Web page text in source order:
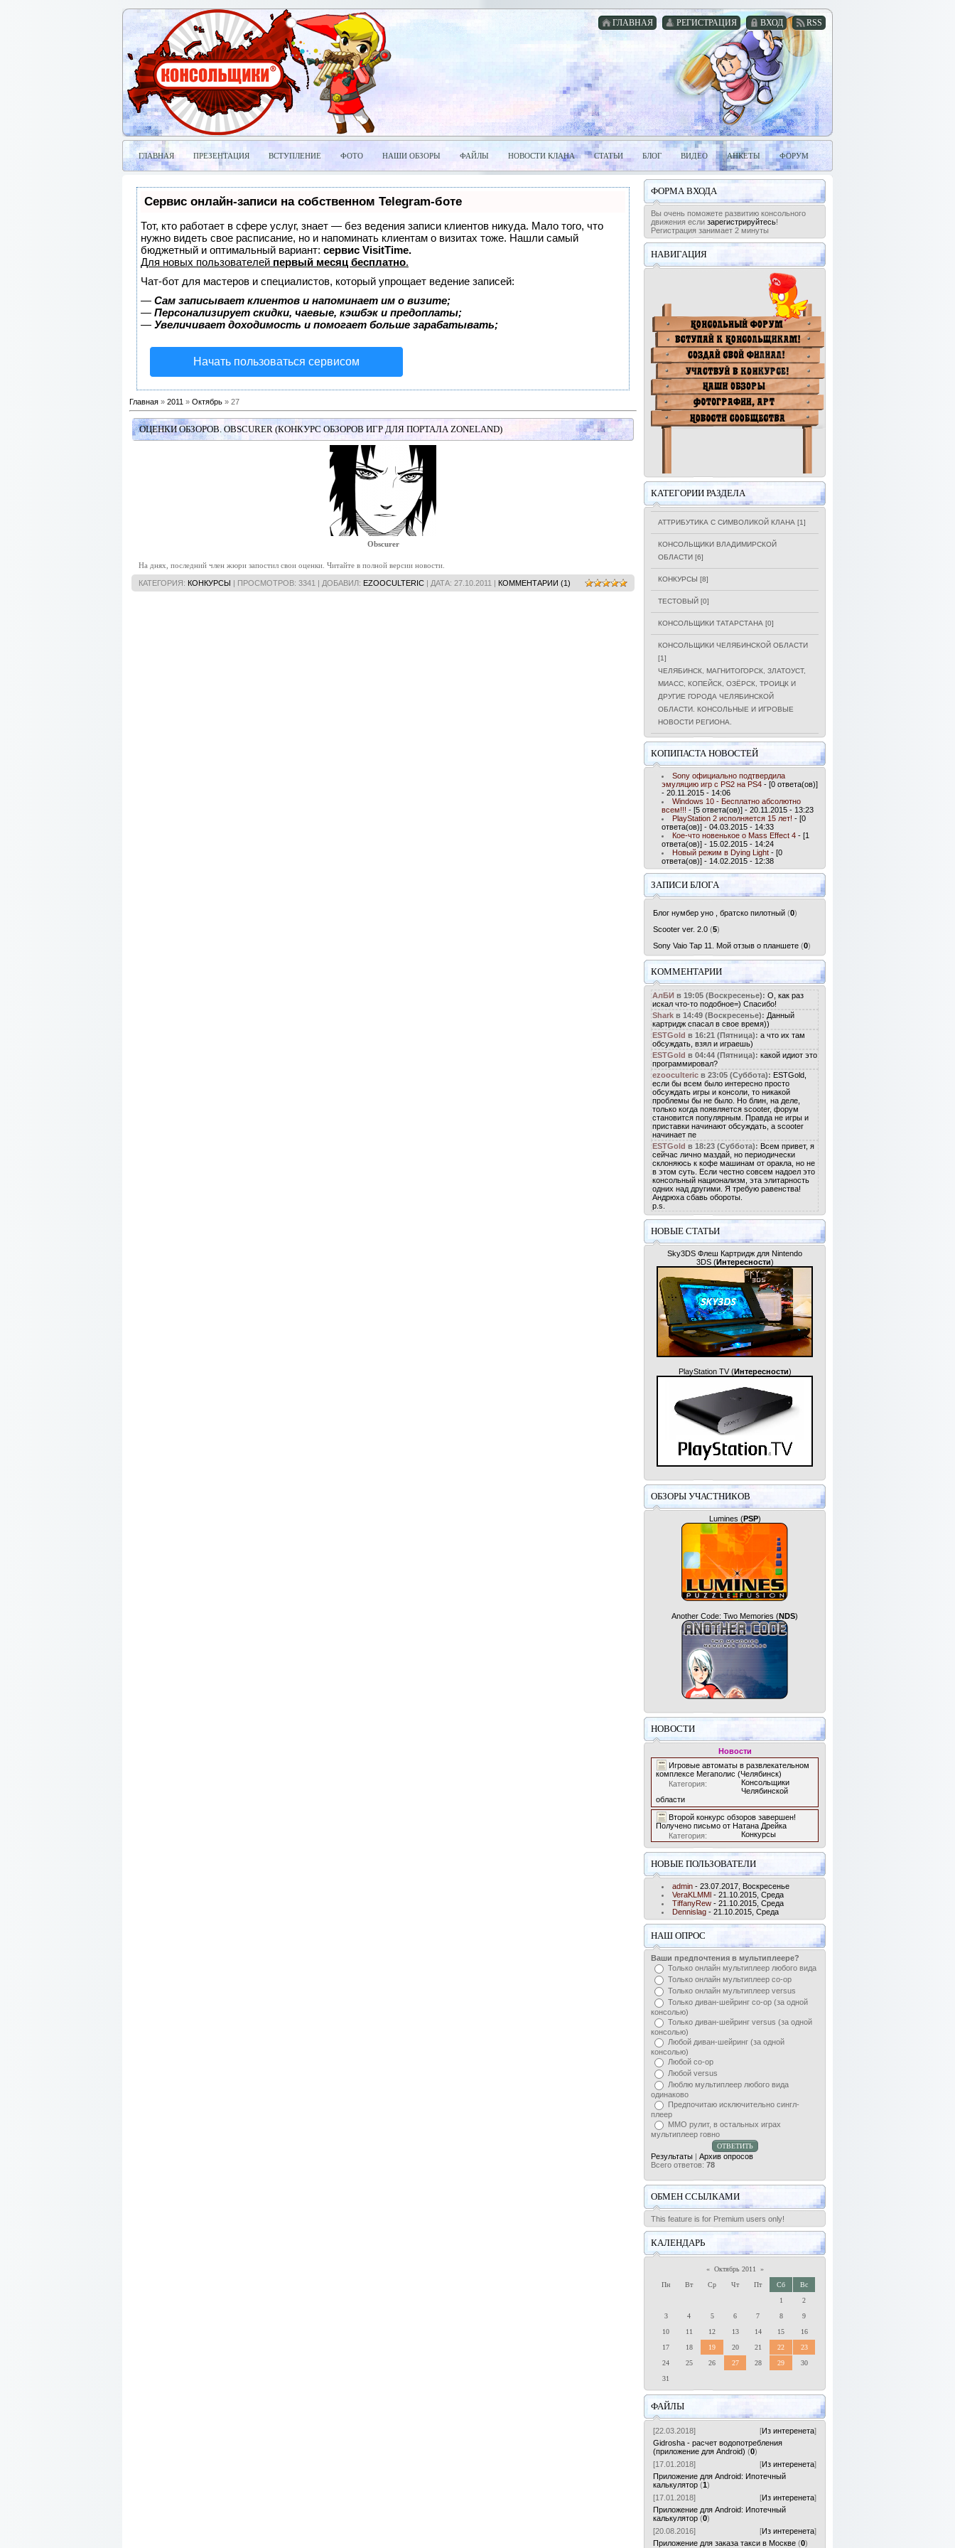
RSS
ВХОД
РЕГИСТРАЦИЯ
ГЛАВНАЯ
ГЛАВНАЯ ПРЕЗЕНТАЦИЯ ВСТУПЛЕНИЕ ФОТО НАШИ ОБЗОРЫ ФАЙЛЫ НОВОСТИ КЛАНА СТАТЬИ БЛОГ ВИДЕО АНКЕТЫ ФОРУМ
Сервис онлайн-записи на собственном Telegram-боте
Тот, кто работает в сфере услуг, знает — без ведения записи клиентов никуда. Мало того, что
нужно видеть свое расписание, но и напоминать клиентам о визитах тоже. Нашли самый
бюджетный и оптимальный вариант: сервис VisitTime.
Для новых пользователей первый месяц бесплатно.
Чат-бот для мастеров и специалистов, который упрощает ведение записей:
— Сам записывает клиентов и напоминает им о визите;
— Персонализирует скидки, чаевые, кэшбэк и предоплаты;
— Увеличивает доходимость и помогает больше зарабатывать;
Начать пользоваться сервисом
Главная » 2011 » Октябрь » 27
ОЦЕНКИ ОБЗОРОВ. OBSCURER (КОНКУРС ОБЗОРОВ ИГР ДЛЯ ПОРТАЛА ZONELAND)
Obscurer
На днях, последний член жюри запостил свои оценки. Читайте в полной версии новости.
КАТЕГОРИЯ: КОНКУРСЫ | ПРОСМОТРОВ: 3341 | ДОБАВИЛ: EZOOCULTERIC | ДАТА: 27.10.2011 | КОММЕНТАРИИ (1)
ФОРМА ВХОДА
Вы очень поможете развитию консольного
движения если зарегистрируйтесь!
Регистрация занимает 2 минуты
НАВИГАЦИЯ
КАТЕГОРИИ РАЗДЕЛА
АТТРИБУТИКА С СИМВОЛИКОЙ КЛАНА [1]
КОНСОЛЬЩИКИ ВЛАДИМИРСКОЙ
ОБЛАСТИ [6]
КОНКУРСЫ [8]
ТЕСТОВЫЙ [0]
КОНСОЛЬЩИКИ ТАТАРСТАНА [0]
КОНСОЛЬЩИКИ ЧЕЛЯБИНСКОЙ ОБЛАСТИ
[1]
ЧЕЛЯБИНСК, МАГНИТОГОРСК, ЗЛАТОУСТ,
МИАСС, КОПЕЙСК, ОЗЁРСК, ТРОИЦК И
ДРУГИЕ ГОРОДА ЧЕЛЯБИНСКОЙ
ОБЛАСТИ. КОНСОЛЬНЫЕ И ИГРОВЫЕ
НОВОСТИ РЕГИОНА.
КОПИПАСТА НОВОСТЕЙ
Sony официально подтвердила
эмуляцию игр с PS2 на PS4 - [0 ответа(ов)]
- 20.11.2015 - 14:06
Windows 10 - Бесплатно абсолютно
всем!!! - [5 ответа(ов)] - 20.11.2015 - 13:23
PlayStation 2 исполняется 15 лет! - [0
ответа(ов)] - 04.03.2015 - 14:33
Кое-что новенькое о Mass Effect 4 - [1
ответа(ов)] - 15.02.2015 - 14:24
Новый режим в Dying Light - [0
ответа(ов)] - 14.02.2015 - 12:38
ЗАПИСИ БЛОГА
Блог нумбер уно , братско пилотный (0)
Scooter ver. 2.0 (5)
Sony Vaio Tap 11. Мой отзыв о планшете (0)
КОММЕНТАРИИ
АлБИ в 19:05 (Воскресенье): О, как раз
искал что-то подобное=) Спасибо!
Shark в 14:49 (Воскресенье): Данный
картридж спасал в свое время))
ESTGold в 16:21 (Пятница): а что их там
обсуждать, взял и играешь)
ESTGold в 04:44 (Пятница): какой идиот это
программировал?
ezooculteric в 23:05 (Суббота): ESTGold,
если бы всем было интересно просто
обсуждать игры и консоли, то никакой
проблемы бы не было. Но блин, на деле,
только когда появляется scooter, форум
становится популярным. Правда не игры и
приставки начинают обсуждать, а scooter
начинает пе
ESTGold в 18:23 (Суббота): Всем привет, я
сейчас лично маздай, но периодически
склоняюсь к кофе машинам от оракла, но не
в этом суть. Если честно совсем надоел это
консольный национализм, эта элитарность
одних над другими. Я требую равенства!
Андрюха сбавь обороты.
p.s.
НОВЫЕ СТАТЬИ
Sky3DS Флеш Картридж для Nintendo
3DS (Интересности)
PlayStation TV(Интересности)
ОБЗОРЫ УЧАСТНИКОВ
Lumines (PSP)
Another Code: Two Memories (NDS)
НОВОСТИ
Новости
Игровые автоматы в развлекательном
комплексе Мегаполис (Челябинск)
Категория:
Консольщики
Челябинской
области
Второй конкурс обзоров завершен!
Получено письмо от Натана Дрейка
Категория:
Конкурсы
НОВЫЕ ПОЛЬЗОВАТЕЛИ
admin - 23.07.2017, Воскресенье
VeraKLMMl - 21.10.2015, Среда
TiffanyRew - 21.10.2015, Среда
Dennislag - 21.10.2015, Среда
НАШ ОПРОС
Ваши предпочтения в мультиплеере?
Только онлайн мультиплеер любого вида
Только онлайн мультиплеер co-op
Только онлайн мультиплеер versus
Только диван-шейринг сo-op (за одной
консолью)
Только диван-шейринг versus (за одной
консолью)
Любой диван-шейринг (за одной
консолью)
Любой co-op
Любой versus
Люблю мультиплеер любого вида
одинаково
Предпочитаю исключительно сингл-
плеер
ММО рулит, в остальных играх
мультиплеер говно
Результаты | Архив опросов
Всего ответов: 78
ОБМЕН ССЫЛКАМИ
This feature is for Premium users only!
КАЛЕНДАРЬ
« Октябрь 2011
»
Пн
Вт Ср Чт Пт Сб
Вс
1
2
3
4 5 6 7 8
9
10
11 12 13 14 15
16
17
18 19 20 21 22
23
24
25 26 27 28 29
30
31
ФАЙЛЫ
[22.03.2018] [Из интеренета]
Gidrosha - расчет водопотребления
(приложение для Android) (0)
[17.01.2018]
[Из интеренета]
Приложение для Android: Ипотечный
калькулятор (1)
[17.01.2018]
[Из интеренета]
Приложение для Android: Ипотечный
калькулятор (0)
[20.08.2016]
[Из интеренета]
Приложение для заказа такси в Москве (0)